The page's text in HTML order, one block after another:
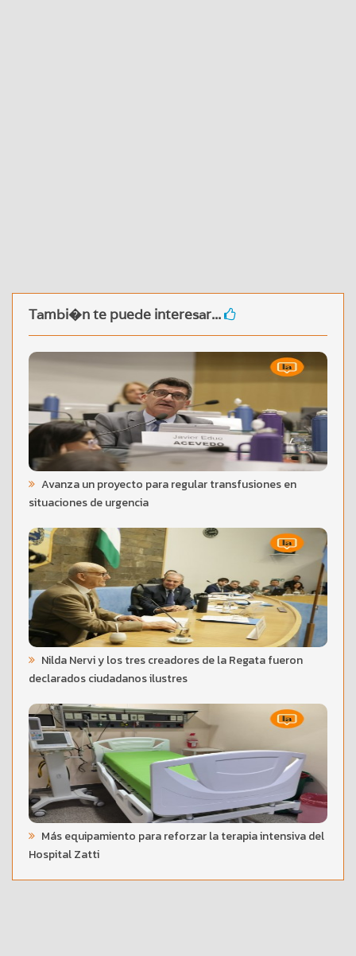
Tambi�n te puede interesar...
Avanza un proyecto para regular transfusiones en
situaciones de urgencia
Nilda Nervi y los tres creadores de la Regata fueron
declarados ciudadanos ilustres
Más equipamiento para reforzar la terapia intensiva del
Hospital Zatti